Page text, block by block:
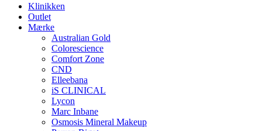
Klinikken
Outlet
Mærke
Australian Gold
Colorescience
Comfort Zone
CND
Elleebana
iS CLINICAL
Lycon
Marc Inbane
Osmosis Mineral Makeup